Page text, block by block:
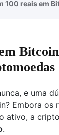
100 reais em
e uma
Embora os
ativo, a
.